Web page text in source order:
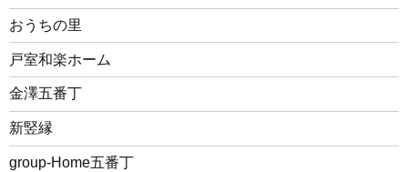
おうちの里
戸室和楽ホーム
金澤五番丁
新竪縁
group-Home五番丁